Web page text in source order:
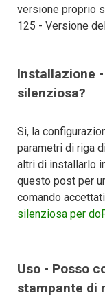
versione proprio
125 - Versione
Installazione
silenziosa?
Si, la
parametri di riga
altri di installarlo
questo post per
comando
silenziosa per
Uso - Posso
stampante di